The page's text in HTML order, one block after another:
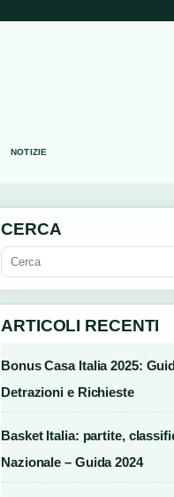
NOTIZIE
CERCA
ARTICOLI RECENTI
Bonus Casa Italia 2025:
Detrazioni e Richieste
Basket Italia: partite,
Nazionale – Guida 2024